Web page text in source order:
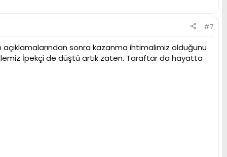
#7
açıklamalarından sonra kazanma ihtimalimiz olduğunu
İpekçi de düştü artık zaten. Taraftar da hayatta